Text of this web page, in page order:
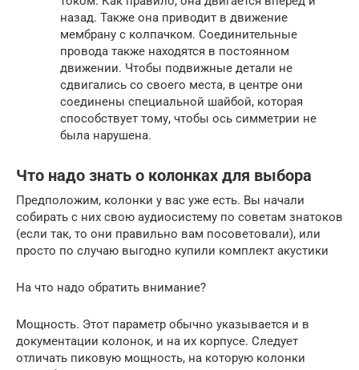
назад. Также она приводит в движение
мембрану с колпачком. Соединительные
провода также находятся в постоянном
движении. Чтобы подвижные детали не
сдвигались со своего места, в центре они
соединены специальной шайбой, которая
способствует тому, чтобы ось симметрии не
была нарушена.
Что надо знать о колонках для выбора
Предположим, колонки у вас уже есть. Вы начали
собирать с них свою аудиосистему по советам знатоков
(если так, то они правильно вам посоветовали), или
просто по случаю выгодно купили комплект акустики
На что надо обратить внимание?
Мощность. Этот параметр обычно указывается и в
документации колонок, и на их корпусе. Следует
отличать пиковую мощность, на которую колонки